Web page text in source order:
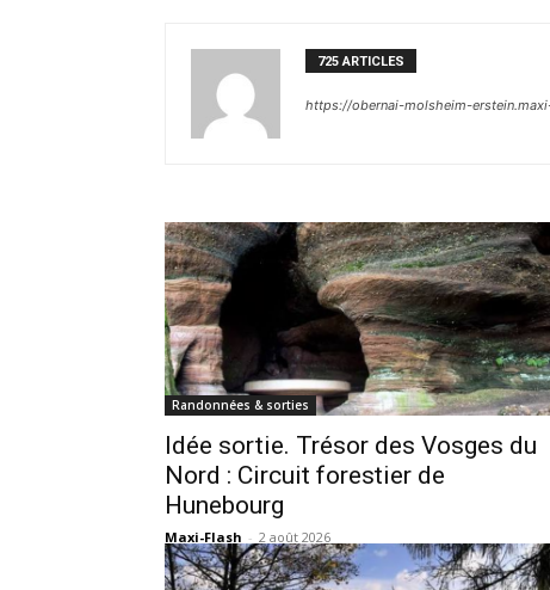
725 ARTICLES
https://obernai-molsheim-
Randonnées & sorties
Idée sortie. Trésor des Vosges du
Nord : Circuit forestier de
Hunebourg
Maxi-Flash - 2 août 2026